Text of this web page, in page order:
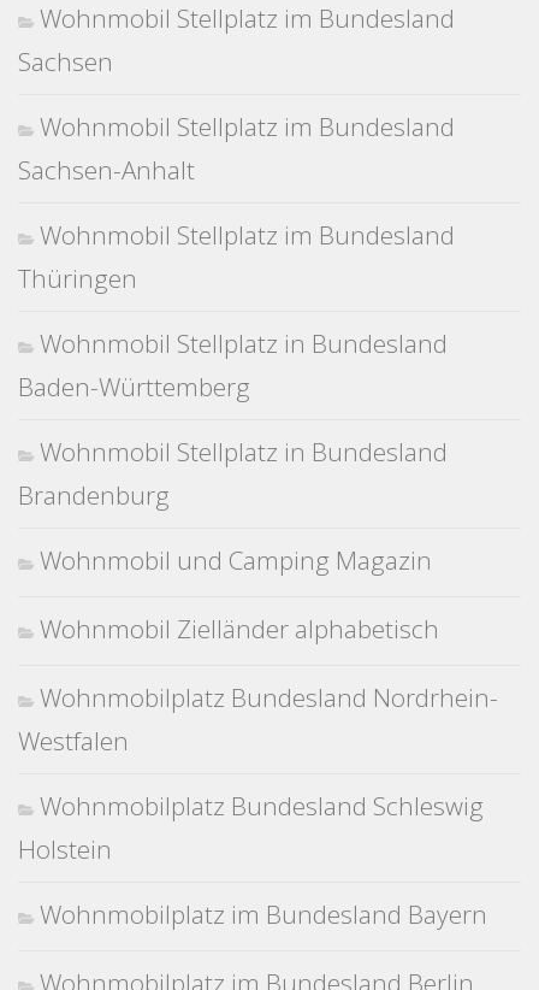
Wohnmobil Stellplatz im Bundesland
Sachsen
Wohnmobil Stellplatz im Bundesland
Sachsen-Anhalt
Wohnmobil Stellplatz im Bundesland
Thüringen
Wohnmobil Stellplatz in Bundesland
Baden-Württemberg
Wohnmobil Stellplatz in Bundesland
Brandenburg
Wohnmobil und Camping Magazin
Wohnmobil Zielländer alphabetisch
Wohnmobilplatz Bundesland Nordrhein-
Westfalen
Wohnmobilplatz Bundesland Schleswig
Holstein
Wohnmobilplatz im Bundesland Bayern
Wohnmobilplatz im Bundesland Berlin